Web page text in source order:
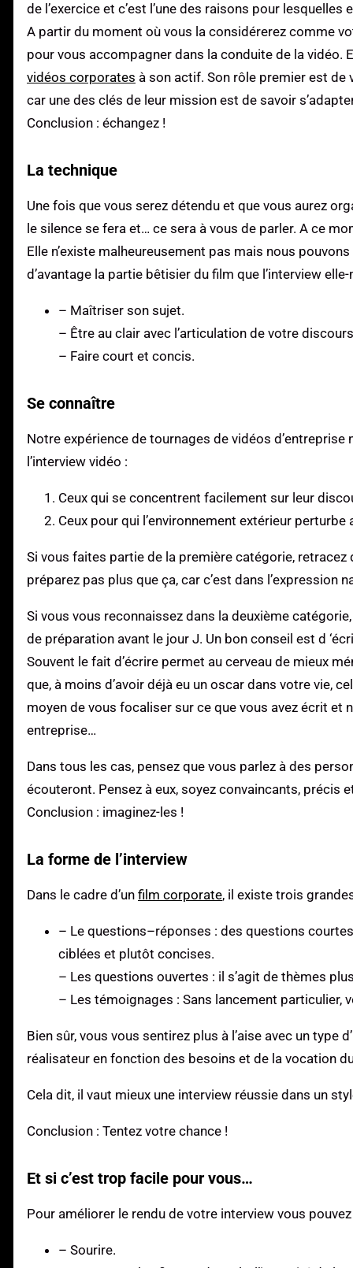
de l’exercice et c’est l’une des raisons pour
A partir du moment où vous la considérerez comme
pour vous accompagner dans la conduite de la vidéo.
vidéos corporates à son actif. Son rôle premier est de
car une des clés de leur mission est de savoir
Conclusion : échangez !
La technique
Une fois que vous serez détendu et que vous aurez
le silence se fera et… ce sera à vous de parler. A ce
Elle n’existe malheureusement pas mais nous
d’avantage la partie bêtisier du film que l’interview
– Maîtriser son sujet.
– Être au clair avec l’articulation de votre
– Faire court et concis.
Se connaître
Notre expérience de tournages de vidéos
l’interview vidéo :
Ceux qui se concentrent facilement sur leur
Ceux pour qui l’environnement extérieur
Si vous faites partie de la première catégorie,
préparez pas plus que ça, car c’est dans l’expression
Si vous vous reconnaissez dans la deuxième
de préparation avant le jour J. Un bon conseil est d
Souvent le fait d’écrire permet au cerveau de mieux
que, à moins d’avoir déjà eu un oscar dans votre vie,
moyen de vous focaliser sur ce que vous avez écrit
entreprise…
Dans tous les cas, pensez que vous parlez à des
écouteront. Pensez à eux, soyez convaincants, précis
Conclusion : imaginez-les !
La forme de l’interview
Dans le cadre d’un film corporate, il existe trois
– Le questions–réponses : des questions
ciblées et plutôt concises.
– Les questions ouvertes : il s’agit de thèmes
– Les témoignages : Sans lancement particulier,
Bien sûr, vous vous sentirez plus à l’aise avec un type
réalisateur en fonction des besoins et de la vocation
Cela dit, il vaut mieux une interview réussie dans un
Conclusion : Tentez votre chance !
Et si c’est trop facile pour vous…
Pour améliorer le rendu de votre interview vous
– Sourire.